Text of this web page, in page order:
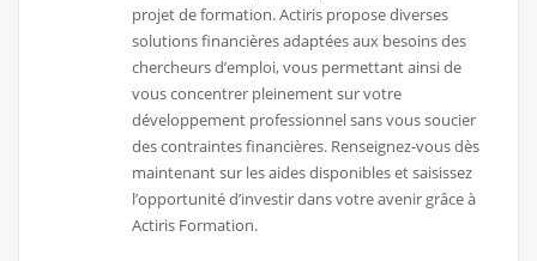
projet de formation. Actiris propose diverses
solutions financières adaptées aux besoins des
chercheurs d’emploi, vous permettant ainsi de
vous concentrer pleinement sur votre
développement professionnel sans vous soucier
des contraintes financières. Renseignez-vous dès
maintenant sur les aides disponibles et saisissez
l’opportunité d’investir dans votre avenir grâce à
Actiris Formation.